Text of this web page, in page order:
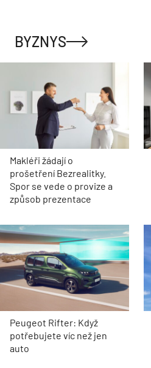
BYZNYS
Makléři žádají o
prošetření Bezrealitky.
Spor se vede o provize a
způsob prezentace
Peugeot Rifter: Když
potřebujete víc než jen
auto